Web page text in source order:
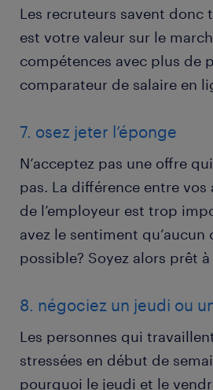
Les recruteurs savent donc
est votre valeur sur le
compétences avec plus de
comparateur de salaire en
7. osez jeter l’éponge
N’acceptez pas une offre
pas. La différence entre vos
de l’employeur est trop
avez le sentiment qu’aucun
possible? Soyez alors prêt à
8. négociez un jeudi ou
Les personnes qui
stressées en début de
pourquoi le jeudi et le